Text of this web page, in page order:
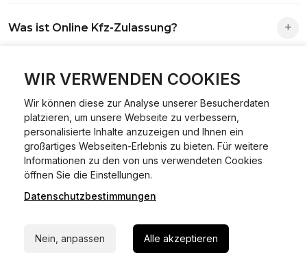
WIR VERWENDEN COOKIES
Wir können diese zur Analyse unserer Besucherdaten
platzieren, um unsere Webseite zu verbessern,
personalisierte Inhalte anzuzeigen und Ihnen ein
großartiges Webseiten-Erlebnis zu bieten. Für weitere
Informationen zu den von uns verwendeten Cookies
öffnen Sie die Einstellungen.
Datenschutzbestimmungen
Nein, anpassen Alle akzeptieren
Abmeldungen für Fahrzeuge mit Erstzulassung vor dem
Was ist Online Kfz-Zulassung?
ummelden oder abmelden kannst – inklusive Dateneingabe,
Dokumentprüfung und Bezahlung.
Welche Vorteile gibt es?
Zeitersparnis, flexible Durchführung, kein Besuch der
Behörde notwendig.
Welche Unterlagen werden benötigt?
Fahrzeugbrief, Fahrzeugschein, Ausweis oder Reisepass,
Versicherungsnachweis, falls erforderlich TÜV-Bericht.
Wie sicher ist das Verfahren?
Kann ich mein Fahrzeug online ummelden oder
abmelden?